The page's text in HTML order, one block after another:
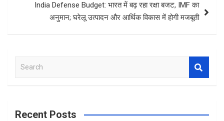
India Defense Budget: भारत में बढ़ रहा रक्षा बजट, IMF का
अनुमान; घरेलू उत्पादन और आर्थिक विकास में होगी मजबूती
a
c
Recent Posts